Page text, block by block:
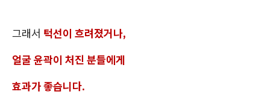
그래서 턱선이 흐려졌거나,
얼굴 윤곽이 처진 분들에게
효과가 좋습니다.